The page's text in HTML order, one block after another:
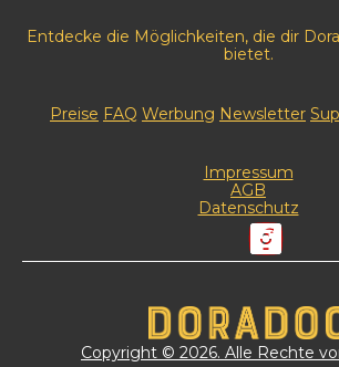
Entdecke die Möglichkeiten, die dir
bietet.
Preise FAQ Werbung Newsletter
Impressum
AGB
Datenschutz
Copyright © 2026. Alle Rechte